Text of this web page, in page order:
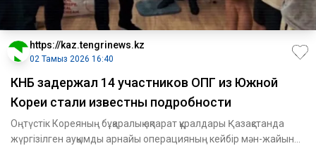
https://kaz.tengrinews.kz
02 Тамыз 2026 16:40
КНБ задержал 14 участников ОПГ из Южной
Кореи стали известны подробности
Оңтүстік Кореяның бұқаралық ақпарат құралдары Қазақстанда
жүргізілген ауқымды арнайы операцияның кейбір мән-жайын